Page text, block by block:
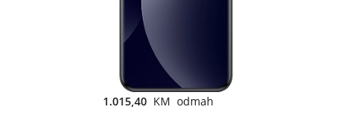
1.015,40 KM odmah